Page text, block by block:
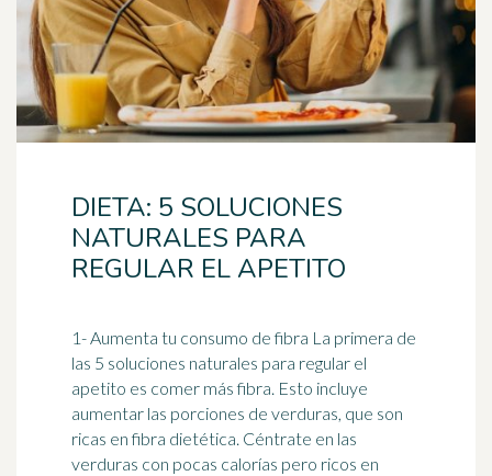
DIETA: 5 SOLUCIONES
NATURALES PARA
REGULAR EL APETITO
1- Aumenta tu consumo defibra La primera de
las 5 soluciones naturales para regular el
apetito es comer más fibra. Esto incluye
aumentar las porciones de verduras, que son
ricas en fibra dietética. Céntrate en las
verduras con pocas calorías pero ricos en